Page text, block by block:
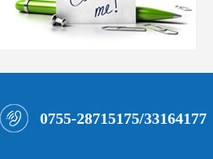
0755-28715175/33164177